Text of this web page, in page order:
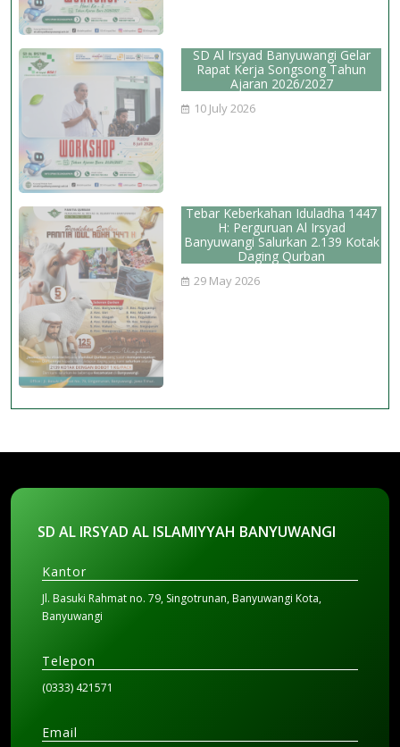
SD Al Irsyad Banyuwangi Gelar
Rapat Kerja Songsong Tahun
Ajaran 2026/2027
10 July 2026
Tebar Keberkahan Iduladha 1447
H: Perguruan Al Irsyad
Banyuwangi Salurkan 2.139 Kotak
Daging Qurban
29 May 2026
SD AL IRSYAD AL ISLAMIYYAH BANYUWANGI
Kantor
Jl. Basuki Rahmat no. 79, Singotrunan, Banyuwangi Kota,
Banyuwangi
Telepon
(0333) 421571
Email